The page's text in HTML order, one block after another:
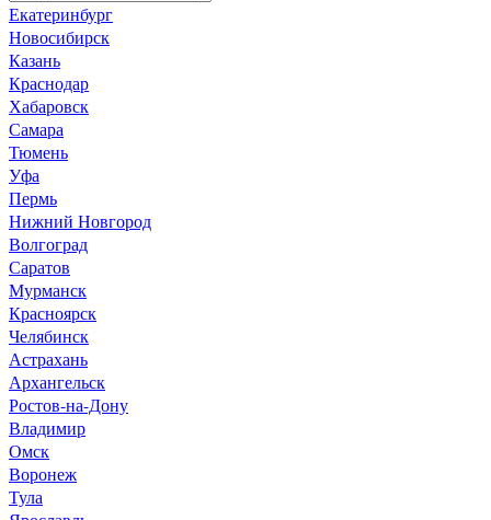
Екатеринбург
Новосибирск
Казань
Краснодар
Хабаровск
Самара
Тюмень
Уфа
Пермь
Нижний Новгород
Волгоград
Саратов
Мурманск
Красноярск
Челябинск
Астрахань
Архангельск
Ростов-на-Дону
Владимир
Омск
Воронеж
Тула